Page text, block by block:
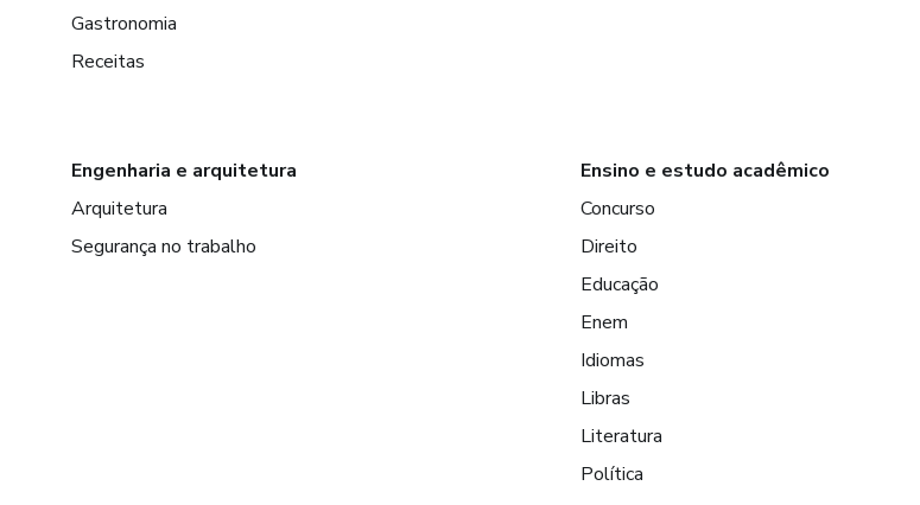
Gastronomia
Receitas
Engenharia e arquitetura
Arquitetura
Segurança no trabalho
Ensino e estudo acadêmico
Concurso
Direito
Educação
Enem
Idiomas
Libras
Literatura
Política